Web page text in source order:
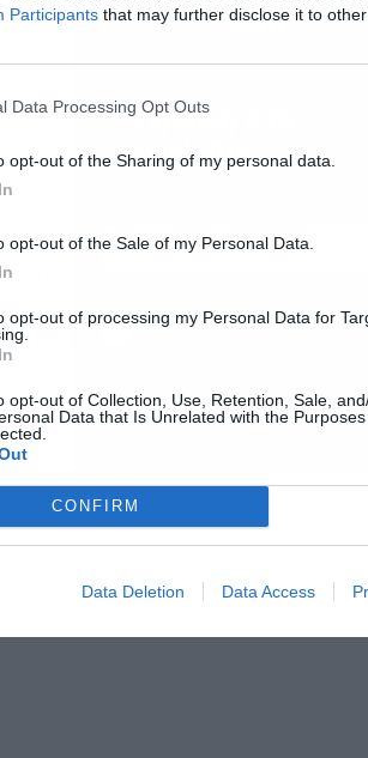
Participants that may further disclose it to
Data Processing Opt Outs
opt-out of the Sharing of my personal data.
opt-out of the Sale of my Personal Data.
opt-out of processing my Personal Data for
opt-out of Collection, Use, Retention, Sale,
Data that Is Unrelated with the
CONFIRM
Data Deletion Data Access
χλμ. του αυτοκινητοδρόμου, στο
θα φθάνουν έως και την Εγνατία
κυκλοφορία το επόμενο
πρόοδος του
Εγγραφή στο
newsletter
Αποδέχομαι τουςόρους
Εγγραφή